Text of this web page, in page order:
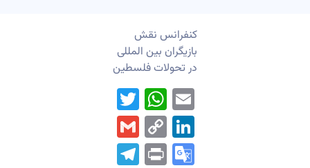
کنفرانس نقش
بازیگران بین المللی
در تحولات فلسطین
Email
WhatsApp
Twitter
LinkedIn
Copy
Link
Gmail
Google
Print
Telegram